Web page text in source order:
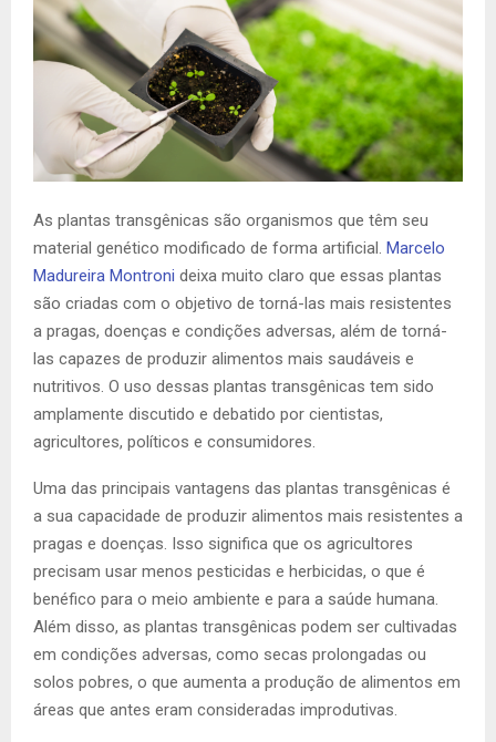
As plantas transgênicas são organismos que têm seu
material genético modificado de forma artificial. Marcelo
Madureira Montroni deixa muito claro que essas plantas
são criadas com o objetivo de torná-las mais resistentes
a pragas, doenças e condições adversas, além de torná-
las capazes de produzir alimentos mais saudáveis e
nutritivos. O uso dessas plantas transgênicas tem sido
amplamente discutido e debatido por cientistas,
agricultores, políticos e consumidores.
Uma das principais vantagens das plantas transgênicas é
a sua capacidade de produzir alimentos mais resistentes a
pragas e doenças. Isso significa que os agricultores
precisam usar menos pesticidas e herbicidas, o que é
benéfico para o meio ambiente e para a saúde humana.
Além disso, as plantas transgênicas podem ser cultivadas
em condições adversas, como secas prolongadas ou
solos pobres, o que aumenta a produção de alimentos em
áreas que antes eram consideradas improdutivas.